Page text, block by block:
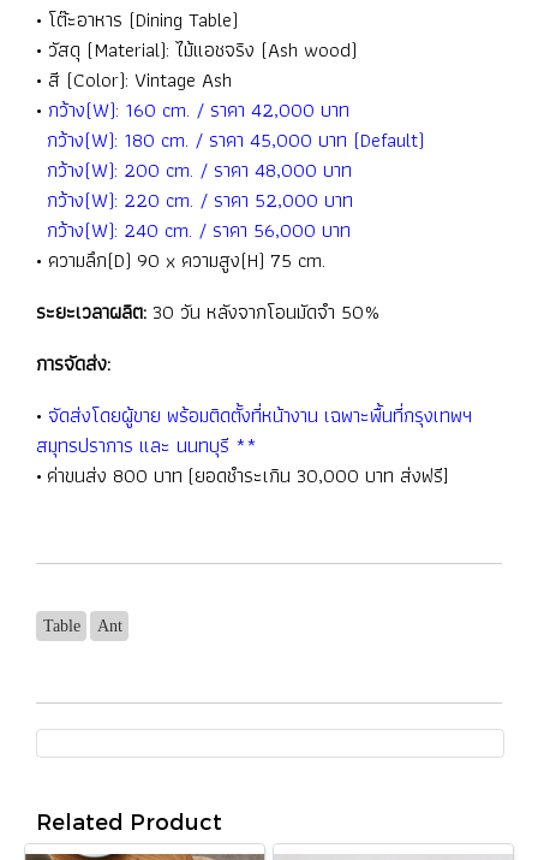
• โต๊ะอาหาร (Dining Table)
• วัสดุ (Material): ไม้แอชจริง (Ash wood)
• สี (Color): Vintage Ash
• กว้าง(W): 160 cm. / ราคา 42,000 บาท
กว้าง(W): 180 cm. / ราคา 45,000 บาท (Default)
กว้าง(W): 200 cm. / ราคา 48,000 บาท
กว้าง(W): 220 cm. / ราคา 52,000 บาท
กว้าง(W): 240 cm. / ราคา 56,000 บาท
• ความลึก(D) 90 x ความสูง(H) 75 cm.
ระยะเวลาผลิต: 30 วัน หลังจากโอนมัดจำ 50%
การจัดส่ง:
• จัดส่งโดยผู้ขาย พร้อมติดตั้งที่หน้างาน เฉพาะพื้นที่กรุงเทพฯ
สมุทรปราการ และ นนทบุรี **
• ค่าขนส่ง 800 บาท (ยอดชำระเกิน 30,000 บาท ส่งฟรี]
Table Ant
Related Product